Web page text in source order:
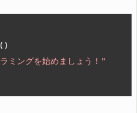
()
ミングを始めましょう！"